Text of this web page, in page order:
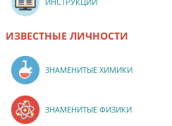
ИЗВЕСТНЫЕ ЛИЧНОСТИ
ЗНАМЕНИТЫЕ ХИМИКИ
ЗНАМЕНИТЫЕ ФИЗИКИ